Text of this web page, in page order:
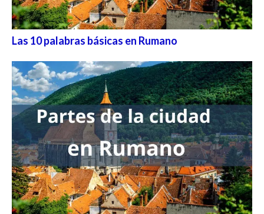
Las 10 palabras básicas en Rumano